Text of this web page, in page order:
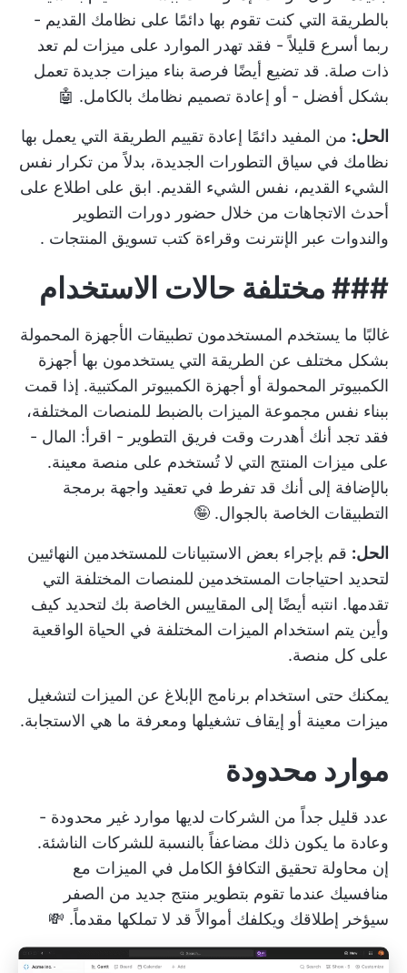
بالطريقة التي كنت تقوم بها دائمًا على نظامك القديم -
ربما أسرع قليلاً - فقد تهدر الموارد على ميزات لم تعد
ذات صلة. قد تضيع أيضًا فرصة بناء ميزات جديدة تعمل
بشكل أفضل - أو إعادة تصميم نظامك بالكامل. 🤖
الحل: من المفيد دائمًا إعادة تقييم الطريقة التي يعمل بها
نظامك في سياق التطورات الجديدة، بدلاً من تكرار نفس
الشيء القديم، نفس الشيء القديم. ابق على اطلاع على
أحدث الاتجاهات من خلال حضور دورات التطوير
والندوات عبر الإنترنت وقراءة كتب تسويق المنتجات .
### مختلفة حالات الاستخدام
غالبًا ما يستخدم المستخدمون تطبيقات الأجهزة المحمولة
بشكل مختلف عن الطريقة التي يستخدمون بها أجهزة
الكمبيوتر المحمولة أو أجهزة الكمبيوتر المكتبية. إذا قمت
ببناء نفس مجموعة الميزات بالضبط للمنصات المختلفة،
فقد تجد أنك أهدرت وقت فريق التطوير - اقرأ: المال -
على ميزات المنتج التي لا تُستخدم على منصة معينة.
بالإضافة إلى أنك قد تفرط في تعقيد واجهة برمجة
التطبيقات الخاصة بالجوال. 🤪
الحل: قم بإجراء بعض الاستبيانات للمستخدمين النهائيين
لتحديد احتياجات المستخدمين للمنصات المختلفة التي
تقدمها. انتبه أيضًا إلى المقاييس الخاصة بك لتحديد كيف
وأين يتم استخدام الميزات المختلفة في الحياة الواقعية
على كل منصة.
يمكنك حتى استخدام برنامج الإبلاغ عن الميزات لتشغيل
ميزات معينة أو إيقاف تشغيلها ومعرفة ما هي الاستجابة.
موارد محدودة
عدد قليل جداً من الشركات لديها موارد غير محدودة -
وعادة ما يكون ذلك مضاعفاً بالنسبة للشركات الناشئة.
إن محاولة تحقيق التكافؤ الكامل في الميزات مع
منافسيك عندما تقوم بتطوير منتج جديد من الصفر
سيؤخر إطلاقك ويكلفك أموالاً قد لا تملكها مقدماً. 💸